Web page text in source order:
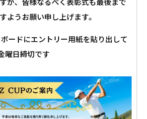
ようお願い申し上げます。
ードにエントリー用紙を貼り出して
曜日締切です